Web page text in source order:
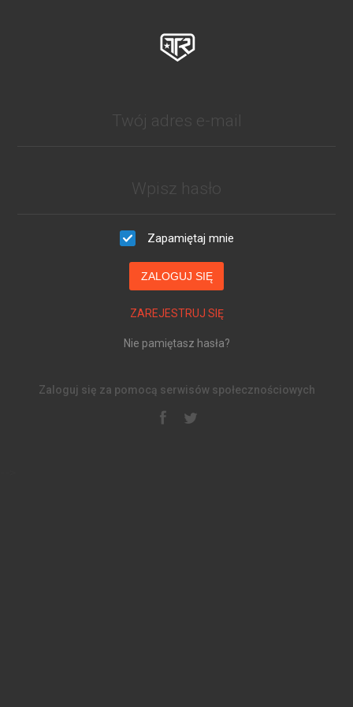
Zapamiętaj mnie
ZALOGUJ SIĘ
ZAREJESTRUJ SIĘ
Nie pamiętasz hasła?
Zaloguj się za pomocą serwisów społecznościowych